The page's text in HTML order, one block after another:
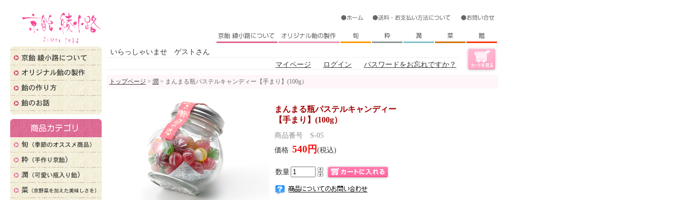
いらっしゃいませ ゲストさん
マイページ
ログイン パスワードをお忘れですか？
トップページ > 潤 > まんまる瓶パステルキャンディー【手まり】(100g）
まんまる瓶パステルキャンディー
【手まり】(100g）
商品番号 S-05
価格 540円(税込)
数量